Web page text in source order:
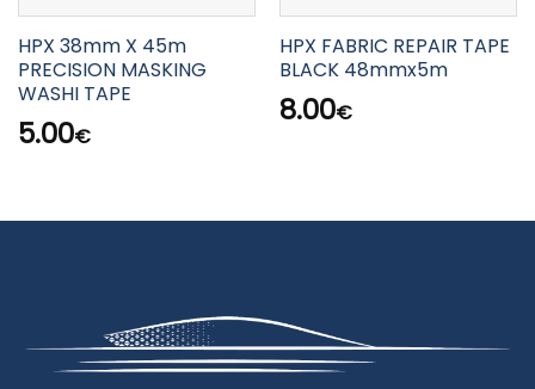
HPX 38mm X 45m
PRECISION MASKING
WASHI TAPE
5.00€
HPX FABRIC REPAIR TAPE
BLACK 48mmx5m
8.00€